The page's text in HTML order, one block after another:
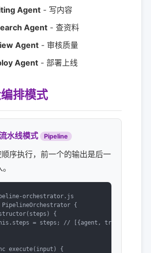
Agent - 写内容
Agent - 查资料
Agent - 审核质量
Agent - 部署上线
排模式
水线模式 Pipeline
序执行，前一个的输出是后一
orchestrator.js
PipelineOrchestrator {
{
= steps; // [{agent, transform}]
execute(input) {